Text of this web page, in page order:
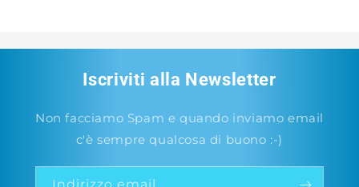
Iscriviti alla Newsletter
Non facciamo Spam e quando inviamo email
c'è sempre qualcosa di buono :-)